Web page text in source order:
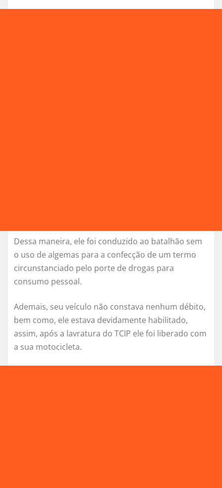
Dessa maneira, ele foi conduzido ao batalhão sem
o uso de algemas para a confecção de um termo
circunstanciado pelo porte de drogas para
consumo pessoal.
Ademais, seu veículo não constava nenhum débito,
bem como, ele estava devidamente habilitado,
assim, após a lavratura do TCIP ele foi liberado com
a sua motocicleta.